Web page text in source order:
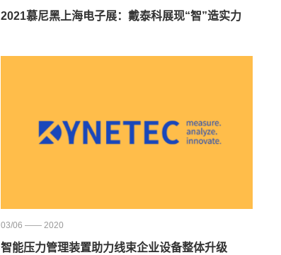
2021慕尼黑上海电子展：戴泰科展现“智”造实力
03/06 —— 2020
智能压力管理装置助力线束企业设备整体升级